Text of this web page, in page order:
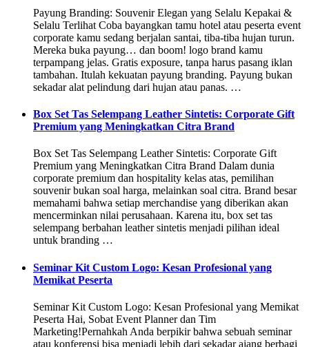
Payung Branding: Souvenir Elegan yang Selalu Kepakai &
Selalu Terlihat Coba bayangkan tamu hotel atau peserta event
corporate kamu sedang berjalan santai, tiba-tiba hujan turun.
Mereka buka payung… dan boom! logo brand kamu
terpampang jelas. Gratis exposure, tanpa harus pasang iklan
tambahan. Itulah kekuatan payung branding. Payung bukan
sekadar alat pelindung dari hujan atau panas. …
Box Set Tas Selempang Leather Sintetis: Corporate Gift
Premium yang Meningkatkan Citra Brand
Box Set Tas Selempang Leather Sintetis: Corporate Gift
Premium yang Meningkatkan Citra Brand Dalam dunia
corporate premium dan hospitality kelas atas, pemilihan
souvenir bukan soal harga, melainkan soal citra. Brand besar
memahami bahwa setiap merchandise yang diberikan akan
mencerminkan nilai perusahaan. Karena itu, box set tas
selempang berbahan leather sintetis menjadi pilihan ideal
untuk branding …
Seminar Kit Custom Logo: Kesan Profesional yang
Memikat Peserta
Seminar Kit Custom Logo: Kesan Profesional yang Memikat
Peserta Hai, Sobat Event Planner dan Tim
Marketing!Pernahkah Anda berpikir bahwa sebuah seminar
atau konferensi bisa menjadi lebih dari sekadar ajang berbagi